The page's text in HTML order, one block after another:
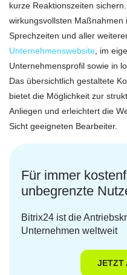
kurze Reaktionszeiten
wirkungsvollsten Maßnahmen
Sprechzeiten und aller
Unternehmenswebsite , im
Unternehmensprofil sowie in
Das übersichtlich gestaltete
bietet die Möglichkeit zur
Anliegen und erleichtert die
Sicht geeigneten Bearbeiter.
Für immer
unbegrenzte
Bitrix24 ist die
Unternehmen weltweit
JETZT